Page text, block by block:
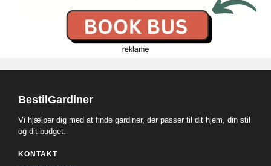
BestilGardiner
Vi hjælper dig med at finde gardiner, der passer til dit hjem, din stil
og dit budget.
KONTAKT